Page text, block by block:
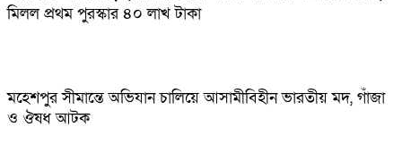
মিলল প্রথম পুরস্কার ৪০ লাখ টাকা
মহেশপুর সীমান্তে অভিযান চালিয়ে আসামীবিহীন ভারতীয় মদ, গাঁজা
ও ঔষধ আটক